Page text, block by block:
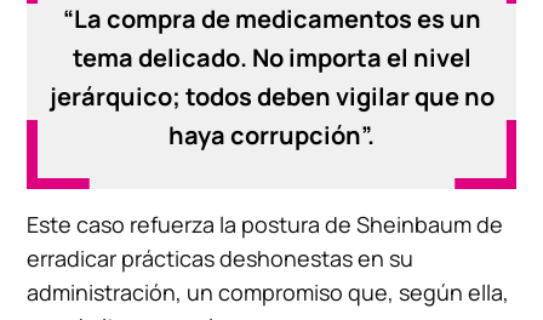
“La compra de medicamentos es un
tema delicado. No importa el nivel
jerárquico; todos deben vigilar que no
haya corrupción”.
Este caso refuerza la postura de Sheinbaum de
erradicar prácticas deshonestas en su
administración, un compromiso que, según ella,